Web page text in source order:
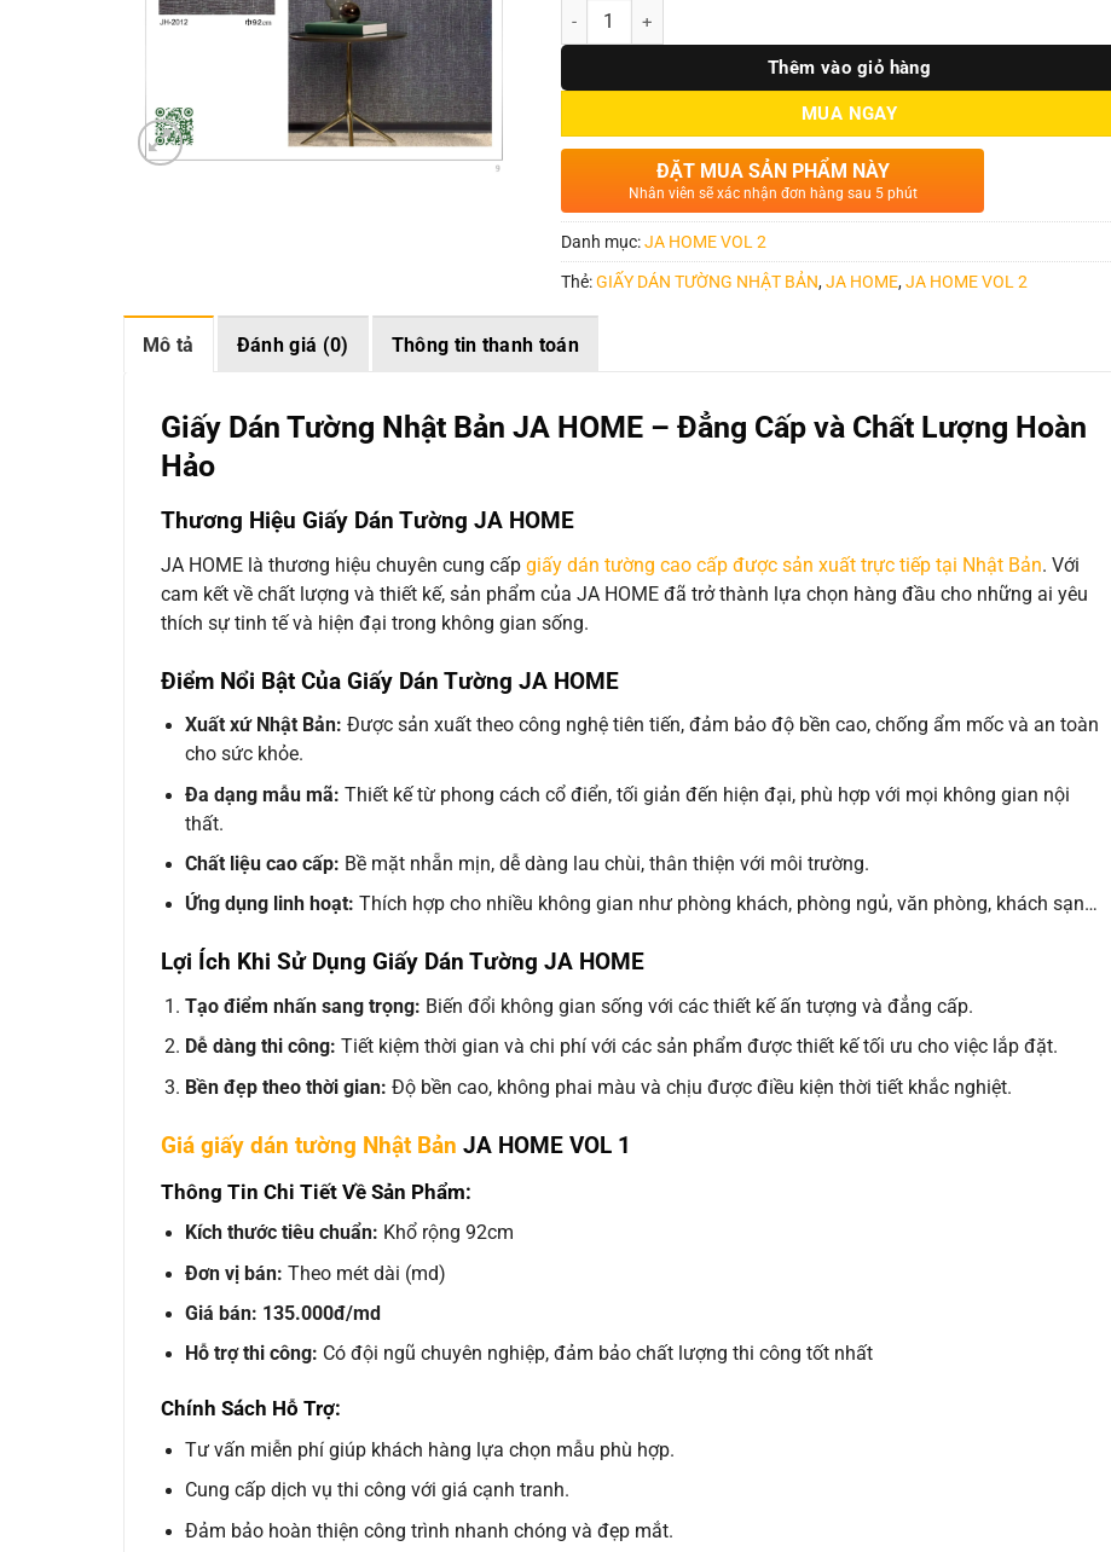
Số lượng
Thêm vào giỏ hàng
MUA NGAY
ĐẶT MUA SẢN PHẨM NÀY
Nhân viên sẽ xác nhận đơn hàng sau 5 phút
Danh mục:JA HOME VOL 2
Thẻ:GIẤY DÁN TƯỜNG NHẬT BẢN,JA HOME,JA HOME VOL 2
Mô tả Đánh giá (0) Thông tin thanh toán
Giấy Dán Tường Nhật Bản JA HOME – Đẳng Cấp và Chất Lượng Hoàn
Hảo
Thương Hiệu Giấy Dán Tường JA HOME
JA HOME là thương hiệu chuyên cung cấp giấy dán tường cao cấp được sản xuất trực tiếp tại Nhật Bản. Với
cam kết về chất lượng và thiết kế, sản phẩm của JA HOME đã trở thành lựa chọn hàng đầu cho những ai yêu
thích sự tinh tế và hiện đại trong không gian sống.
Điểm Nổi Bật Của Giấy Dán Tường JA HOME
Xuất xứ Nhật Bản: Được sản xuất theo công nghệ tiên tiến, đảm bảo độ bền cao, chống ẩm mốc và an toàn
cho sức khỏe.
Đa dạng mẫu mã: Thiết kế từ phong cách cổ điển, tối giản đến hiện đại, phù hợp với mọi không gian nội
thất.
Chất liệu cao cấp: Bề mặt nhẵn mịn, dễ dàng lau chùi, thân thiện với môi trường.
Ứng dụng linh hoạt: Thích hợp cho nhiều không gian như phòng khách, phòng ngủ, văn phòng, khách sạn…
Lợi Ích Khi Sử Dụng Giấy Dán Tường JA HOME
Tạo điểm nhấn sang trọng: Biến đổi không gian sống với các thiết kế ấn tượng và đẳng cấp.
Dễ dàng thi công: Tiết kiệm thời gian và chi phí với các sản phẩm được thiết kế tối ưu cho việc lắp đặt.
Bền đẹp theo thời gian: Độ bền cao, không phai màu và chịu được điều kiện thời tiết khắc nghiệt.
Giá giấy dán tường Nhật Bản JA HOME VOL 1
Thông Tin Chi Tiết Về Sản Phẩm:
Kích thước tiêu chuẩn: Khổ rộng 92cm
Đơn vị bán: Theo mét dài (md)
Giá bán: 135.000đ/md
Hỗ trợ thi công: Có đội ngũ chuyên nghiệp, đảm bảo chất lượng thi công tốt nhất
Chính Sách Hỗ Trợ:
Tư vấn miễn phí giúp khách hàng lựa chọn mẫu phù hợp.
Cung cấp dịch vụ thi công với giá cạnh tranh.
Đảm bảo hoàn thiện công trình nhanh chóng và đẹp mắt.